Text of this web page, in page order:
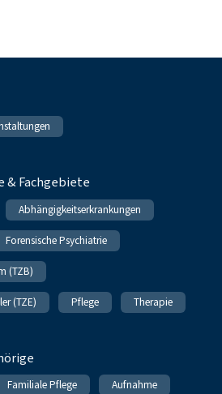
& Fachgebiete
Abhängigkeitserkrankungen
Forensische Psychiatrie
(TZB)
(TZE) Pflege Therapie
Familiale Pflege Aufnahme